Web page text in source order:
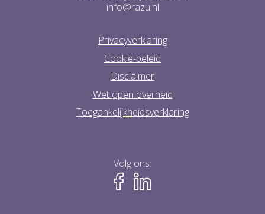
info@razu.nl
Privacyverklaring
Cookie-beleid
Disclaimer
Wet open overheid
Toegankelijkheidsverklaring
Volg ons: